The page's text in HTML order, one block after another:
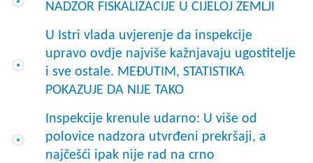
NADZOR FISKALIZACIJE U CIJELOJ ZEMLJI
U Istri vlada uvjerenje da inspekcije
upravo ovdje najviše kažnjavaju ugostitelje
i sve ostale. MEĐUTIM, STATISTIKA
POKAZUJE DA NIJE TAKO
Inspekcije krenule udarno: U više od
polovice nadzora utvrđeni prekršaji, a
najčešći ipak nije rad na crno